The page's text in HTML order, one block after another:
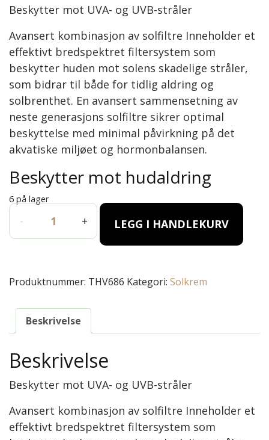
Beskytter mot UVA- og UVB-stråler
Avansert kombinasjon av solfiltre Inneholder et
effektivt bredspektret filtersystem som
beskytter huden mot solens skadelige stråler,
som bidrar til både for tidlig aldring og
solbrenthet. En avansert sammensetning av
neste generasjons solfiltre sikrer optimal
beskyttelse med minimal påvirkning på det
akvatiske miljøet og hormonbalansen.
Beskytter mot hudaldring
6 på lager
ALGOPROTECT ANTI-AGEING SUN CARE VERY HIGH
- + LEGG I HANDLEKURV
Produktnummer: THV686 Kategori: Solkrem
Beskrivelse
Beskrivelse
Beskytter mot UVA- og UVB-stråler
Avansert kombinasjon av solfiltre Inneholder et
effektivt bredspektret filtersystem som